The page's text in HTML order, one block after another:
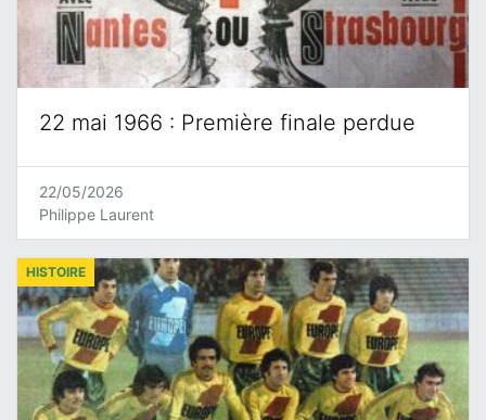
22 mai 1966 : Première finale perdue
22/05/2026
Philippe Laurent
HISTOIRE